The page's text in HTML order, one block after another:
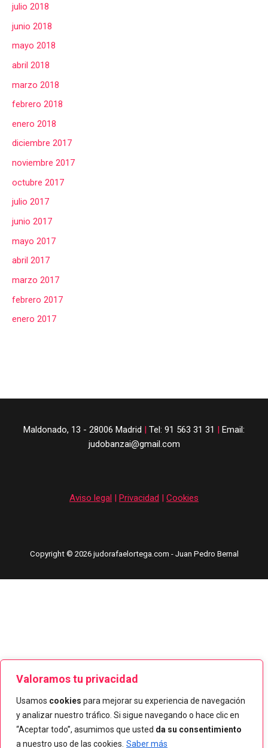
Valoramos tu privacidad
Usamos cookies para mejorar su experiencia de navegación
y analizar nuestro tráfico. Si sigue navegando o hace clic en
“Aceptar todo”, asumimos que usted da su consentimiento
a nuestro uso de las cookies. Saber más
julio 2018
junio 2018
mayo 2018
abril 2018
marzo 2018
febrero 2018
enero 2018
diciembre 2017
noviembre 2017
octubre 2017
julio 2017
junio 2017
mayo 2017
abril 2017
marzo 2017
febrero 2017
enero 2017
Maldonado, 13 - 28006 Madrid Tel: 91 563 31 31
Email:
judobanzai@gmail.com
Aviso legal | Privacidad | Cookies
Copyright © 2026 judorafaelortega.com - Juan Pedro Bernal